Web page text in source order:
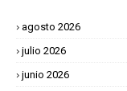
agosto 2026
julio 2026
junio 2026